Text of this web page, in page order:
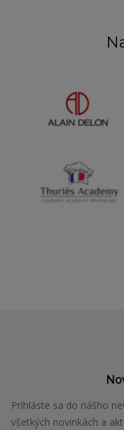
Prihláste sa do nášho
všetkých novinkách a